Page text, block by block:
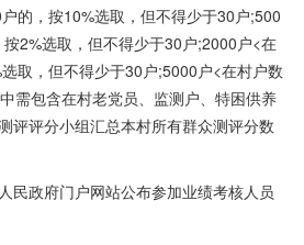
的，按10%选取，但不得少于30户;500
2%选取，但不得少于30户;2000户<在
取，但不得少于30户;5000户<在村户数
需包含在村老党员、监测户、特困供养
评评分小组汇总本村所有群众测评分数
民政府门户网站公布参加业绩考核人员